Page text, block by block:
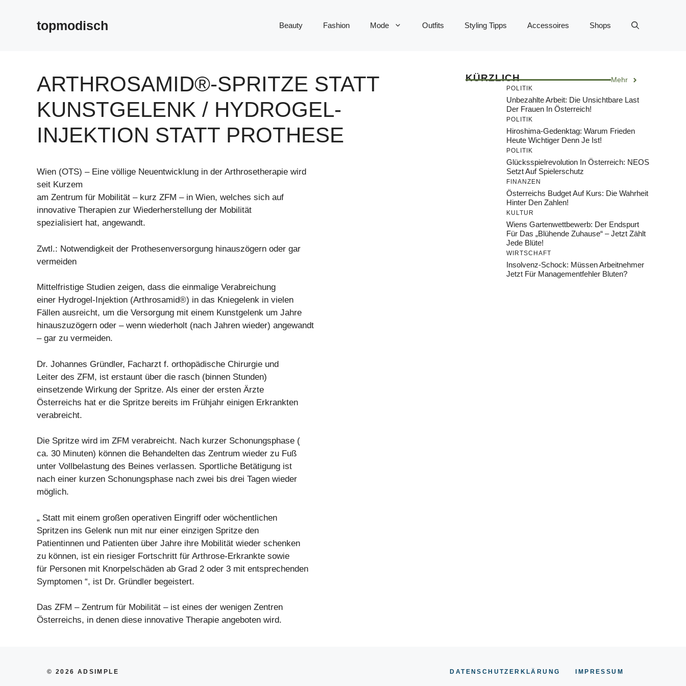
topmodisch Beauty Fashion Mode Outfits Styling Tipps Accessoires Shops
ARTHROSAMID®-SPRITZE STATT
KUNSTGELENK / HYDROGEL-
INJEKTION STATT PROTHESE
Wien (OTS) – Eine völlige Neuentwicklung in der Arthrosetherapie wird
seit Kurzem
am Zentrum für Mobilität – kurz ZFM – in Wien, welches sich auf
innovative Therapien zur Wiederherstellung der Mobilität
spezialisiert hat, angewandt.
Zwtl.: Notwendigkeit der Prothesenversorgung hinauszögern oder gar
vermeiden
Mittelfristige Studien zeigen, dass die einmalige Verabreichung
einer Hydrogel-Injektion (Arthrosamid®) in das Kniegelenk in vielen
Fällen ausreicht, um die Versorgung mit einem Kunstgelenk um Jahre
hinauszuzögern oder – wenn wiederholt (nach Jahren wieder) angewandt
– gar zu vermeiden.
Dr. Johannes Gründler, Facharzt f. orthopädische Chirurgie und
Leiter des ZFM, ist erstaunt über die rasch (binnen Stunden)
einsetzende Wirkung der Spritze. Als einer der ersten Ärzte
Österreichs hat er die Spritze bereits im Frühjahr einigen Erkrankten
verabreicht.
Die Spritze wird im ZFM verabreicht. Nach kurzer Schonungsphase (
ca. 30 Minuten) können die Behandelten das Zentrum wieder zu Fuß
unter Vollbelastung des Beines verlassen. Sportliche Betätigung ist
nach einer kurzen Schonungsphase nach zwei bis drei Tagen wieder
möglich.
„ Statt mit einem großen operativen Eingriff oder wöchentlichen
Spritzen ins Gelenk nun mit nur einer einzigen Spritze den
Patientinnen und Patienten über Jahre ihre Mobilität wieder schenken
zu können, ist ein riesiger Fortschritt für Arthrose-Erkrankte sowie
für Personen mit Knorpelschäden ab Grad 2 oder 3 mit entsprechenden
Symptomen “, ist Dr. Gründler begeistert.
Das ZFM – Zentrum für Mobilität – ist eines der wenigen Zentren
Österreichs, in denen diese innovative Therapie angeboten wird.
KÜRZLICH Mehr
POLITIK
Unbezahlte Arbeit: Die Unsichtbare Last
Der Frauen In Österreich!
POLITIK
Hiroshima-Gedenktag: Warum Frieden
Heute Wichtiger Denn Je Ist!
POLITIK
Glücksspielrevolution In Österreich: NEOS
Setzt Auf Spielerschutz
FINANZEN
Österreichs Budget Auf Kurs: Die Wahrheit
Hinter Den Zahlen!
KULTUR
Wiens Gartenwettbewerb: Der Endspurt
Für Das „Blühende Zuhause“ – Jetzt Zählt
Jede Blüte!
WIRTSCHAFT
Insolvenz-Schock: Müssen Arbeitnehmer
Jetzt Für Managementfehler Bluten?
© 2026 ADSIMPLE DATENSCHUTZERKLÄRUNG IMPRESSUM